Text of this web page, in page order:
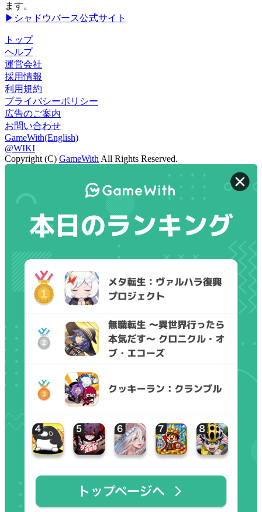
ます。
▶シャドウバース公式サイト
トップ
ヘルプ
運営会社
採用情報
利用規約
プライバシーポリシー
広告のご案内
お問い合わせ
GameWith(English)
@WIKI
Copyright (C) GameWith All Rights Reserved.